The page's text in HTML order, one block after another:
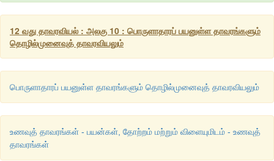
12 வது தாவரவியல் : அலகு 10 : பொருளாதாரப் பயனுள்ள தாவரங்களும்
தொழில்முனைவுத் தாவரவியலும்
பொருளாதாரப் பயனுள்ள தாவரங்களும் தொழில்முனைவுத் தாவரவியலும்
உணவுத் தாவரங்கள் - பயன்கள், தோற்றம் மற்றும் விளையுமிடம் - உணவுத்
தாவரங்கள்